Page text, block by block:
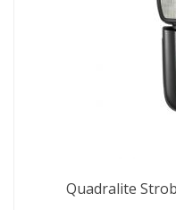
Quadralite